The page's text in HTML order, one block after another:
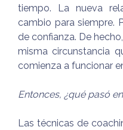
tiempo. La nueva
cambio para siempre.
de confianza. De
misma circunstancia
comienza a funcionar
Entonces, ¿qué pasó
Las técnicas de